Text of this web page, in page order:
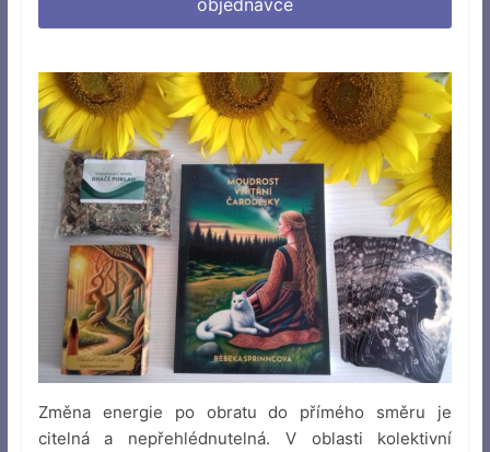
Změna energie po obratu do přímého směru je
citelná a nepřehlédnutelná. V oblasti kolektivní